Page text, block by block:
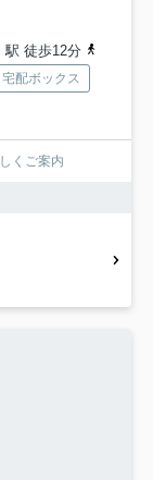
駅 徒歩12分
宅配ボックス
くご案内